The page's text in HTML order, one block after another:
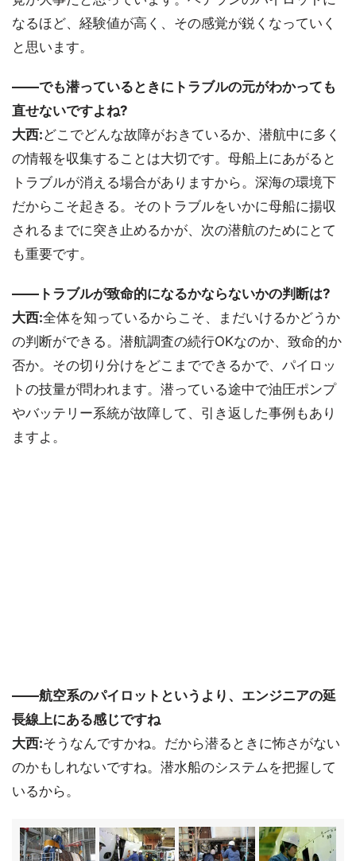
なるほど、経験値が高く、その感覚が鋭くなっていく
と思います。
――でも潜っているときにトラブルの元がわかっても
直せないですよね?
大西:どこでどんな故障がおきているか、潜航中に多く
の情報を収集することは大切です。母船上にあがると
トラブルが消える場合がありますから。深海の環境下
だからこそ起きる。そのトラブルをいかに母船に揚収
されるまでに突き止めるかが、次の潜航のためにとて
も重要です。
――トラブルが致命的になるかならないかの判断は?
大西:全体を知っているからこそ、まだいけるかどうか
の判断ができる。潜航調査の続行OKなのか、致命的か
否か。その切り分けをどこまでできるかで、パイロッ
トの技量が問われます。潜っている途中で油圧ポンプ
やバッテリー系統が故障して、引き返した事例もあり
ますよ。
――航空系のパイロットというより、エンジニアの延
長線上にある感じですね
大西:そうなんですかね。だから潜るときに怖さがない
のかもしれないですね。潜水船のシステムを把握して
いるから。